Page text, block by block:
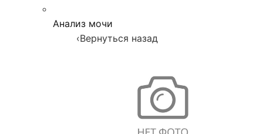
Анализ мочи
‹Вернуться назад